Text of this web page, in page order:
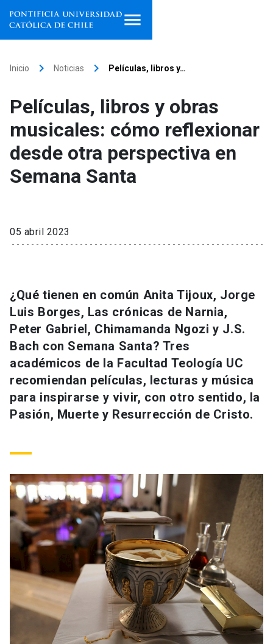
Facultades, escuelas e
institutos
Investigación
Información para keyboard_arrow_down
Futuros estudiantes
Estudiantes
Académicos
Padres y familia
Vecinos launch
Go to english site launch
ACCESOS DIRECTOS
Admisión launch
Mi Cuenta UC
Correo UC
Mi Portal UC launch
Medios Biblioteca launch
Donaciones launch
Inicio keyboard_arrow_right Noticias keyboard_arrow_right Películas, libros y…
Películas, libros y obras
musicales: cómo reflexionar
desde otra perspectiva en
Semana Santa
05 abril 2023
¿Qué tienen en común Anita Tijoux, Jorge
Luis Borges, Las crónicas de Narnia,
Peter Gabriel, Chimamanda Ngozi y J.S.
Bach con Semana Santa? Tres
académicos de la Facultad Teología UC
recomiendan películas, lecturas y música
para inspirarse y vivir, con otro sentido, la
Pasión, Muerte y Resurrección de Cristo.